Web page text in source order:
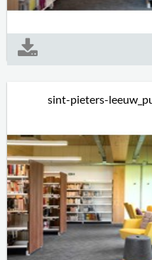
sint-pieters-